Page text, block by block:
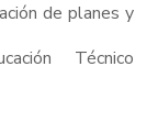
de planes y
Técnico